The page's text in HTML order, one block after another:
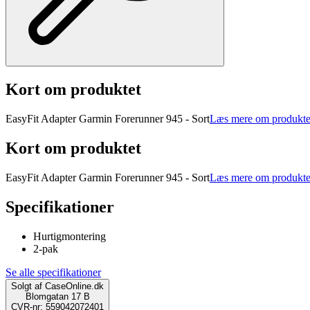
Kort om produktet
EasyFit Adapter Garmin Forerunner 945 - SortLæs mere om
Kort om produktet
EasyFit Adapter Garmin Forerunner 945 - SortLæs mere om
Specifikationer
Hurtigmontering
2-pak
Se alle specifikationer
Solgt af CaseOnline.dk
Blomgatan 17 B
CVR-nr: 559042072401